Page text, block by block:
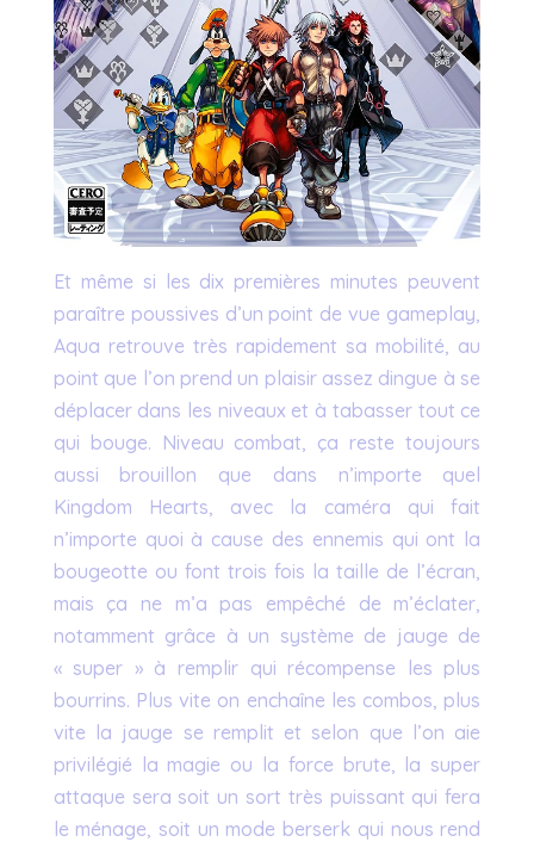
Et même si les dix premières minutes peuvent
paraître poussives d’un point de vue gameplay,
Aqua retrouve très rapidement sa mobilité, au
point que l’on prend un plaisir assez dingue à se
déplacer dans les niveaux et à tabasser tout ce
qui bouge. Niveau combat, ça reste toujours
aussi brouillon que dans n’importe quel
Kingdom Hearts, avec la caméra qui fait
n’importe quoi à cause des ennemis qui ont la
bougeotte ou font trois fois la taille de l’écran,
mais ça ne m’a pas empêché de m’éclater,
notamment grâce à un système de jauge de
« super » à remplir qui récompense les plus
bourrins. Plus vite on enchaîne les combos, plus
vite la jauge se remplit et selon que l’on aie
privilégié la magie ou la force brute, la super
attaque sera soit un sort très puissant qui fera
le ménage, soit un mode berserk qui nous rend